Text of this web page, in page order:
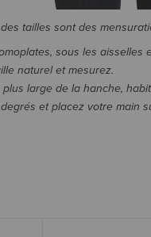
tailles sont des
sous les
naturel et mesurez.
large de la hanche,
et placez votre main